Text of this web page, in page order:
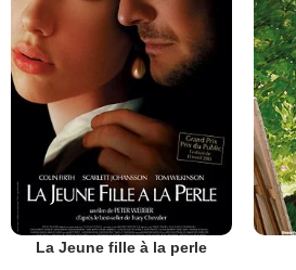
La Jeune fille à la perle